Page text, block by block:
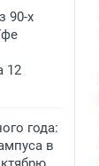
90-х
12
года:
в